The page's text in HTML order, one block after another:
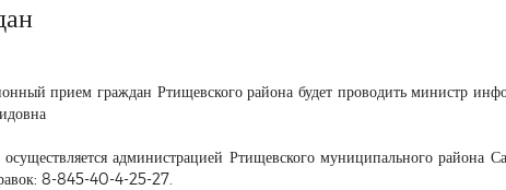
прием граждан Ртищевского района будет проводить министр
администрацией Ртищевского муниципального района
8-845-40-4-25-27.